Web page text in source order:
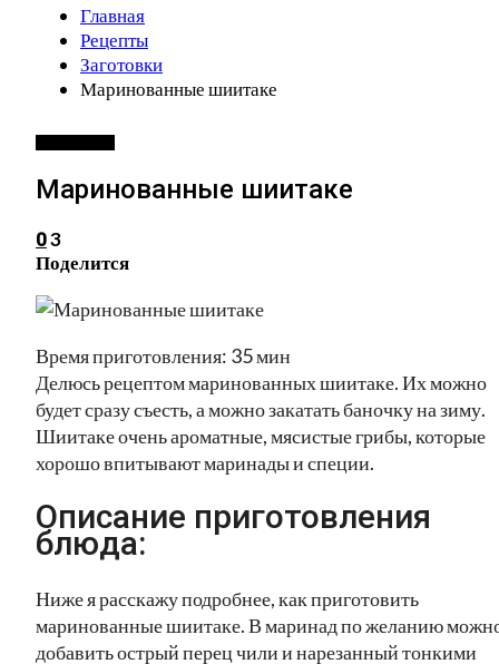
Главная
Рецепты
Заготовки
Маринованные шиитаке
Маринованные шиитаке
03
Поделится
Время приготовления: 35 мин
Делюсь рецептом маринованных шиитаке. Их можно
будет сразу съесть, а можно закатать баночку на зиму.
Шиитаке очень ароматные, мясистые грибы, которые
хорошо впитывают маринады и специи.
Описание приготовления
блюда:
Ниже я расскажу подробнее, как приготовить
маринованные шиитаке. В маринад по желанию
добавить острый перец чили и нарезанный тонкими